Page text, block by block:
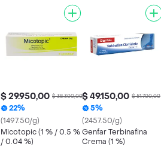
$ 29.950,00 $ 38.300,00
22%
(1497.50/g)
Micotopic (1 % / 0.5 %
/ 0.04 %)
$ 49.150,00 $ 51.700,00
5%
(2457.50/g)
Genfar Terbinafina
Crema (1 %)